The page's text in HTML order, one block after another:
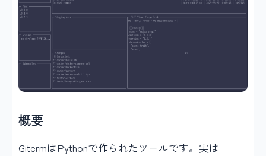
概要
GitermはPythonで作られたツールです。実は